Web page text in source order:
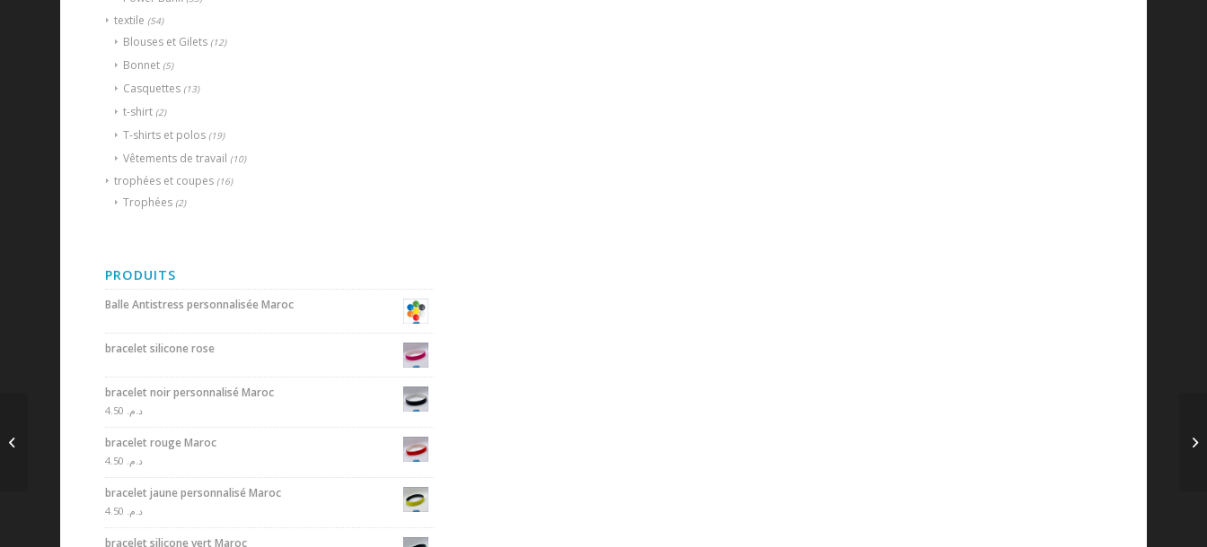
textile (54)
Blouses et Gilets (12)
Bonnet (5)
Casquettes (13)
t-shirt (2)
T-shirts et polos (19)
Vêtements de travail (10)
trophées et coupes (16)
Trophées (2)
PRODUITS
Balle Antistress personnalisée Maroc
bracelet silicone rose
bracelet noir personnalisé Maroc
د.م.
bracelet rouge Maroc
د.م.
bracelet jaune personnalisé Maroc
د.م.
bracelet silicone vert Maroc
Zoom Camera de